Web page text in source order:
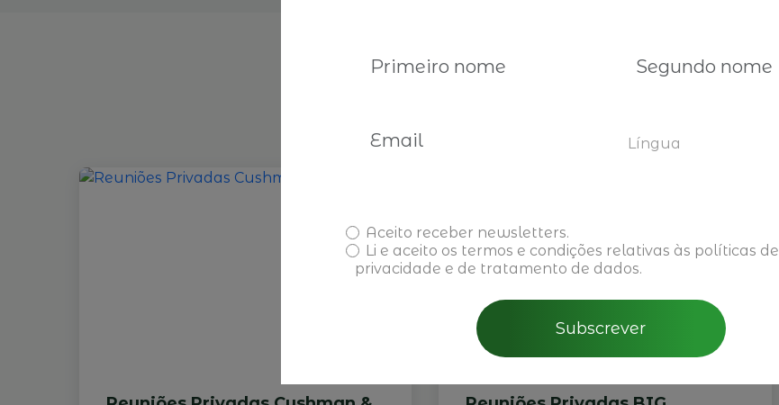
Língua
Aceito receber newsletters.
Li e aceito os termos e condições relativas às políticas de
privacidade e de tratamento de dados.
Subscrever